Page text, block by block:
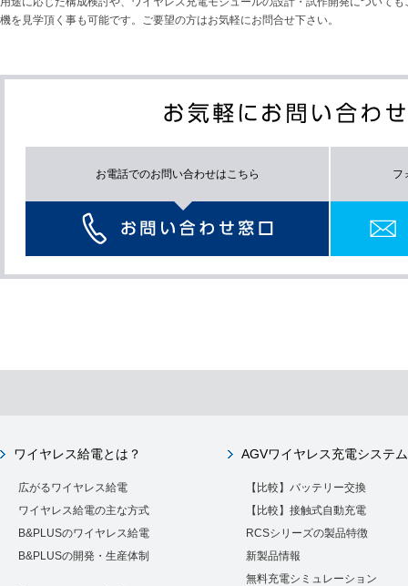
機を見学頂く事も可能です。ご要望の方はお気軽にお問合せ下さい。
お電話でのお問い合わせはこちら フ
ワイヤレス給電とは？
広がるワイヤレス給電
ワイヤレス給電の主な方式
B&PLUSのワイヤレス給電
B&PLUSの開発・生産体制
AGVワイヤレス充電システム
【比較】バッテリー交換
【比較】接触式自動充電
RCSシリーズの製品特徴
新製品情報
無料充電シミュレーション